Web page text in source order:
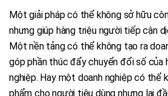
Một giải pháp có thể không sở hữu
nhưng giúp hàng triệu người tiếp cận
Một nền tảng có thể không tạo ra
góp phần thúc đẩy chuyển đổi số của
nghiệp. Hay một doanh nghiệp có thể
phẩm cho người tiêu dùng nhưng lại